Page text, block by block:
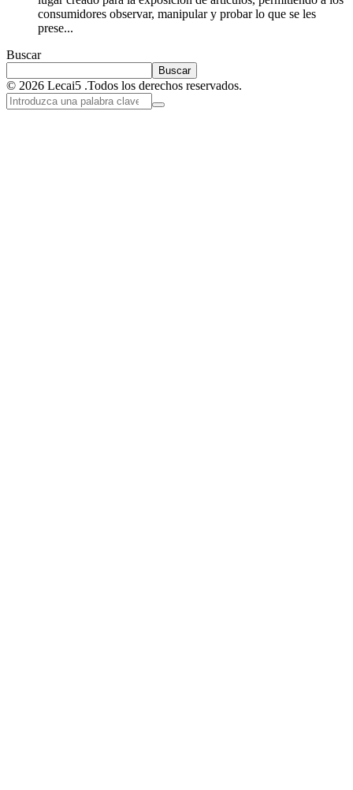
consumidores observar, manipular y probar lo que se les
prese...
Buscar
Buscar
© 2026 Lecai5 .Todos los derechos reservados.